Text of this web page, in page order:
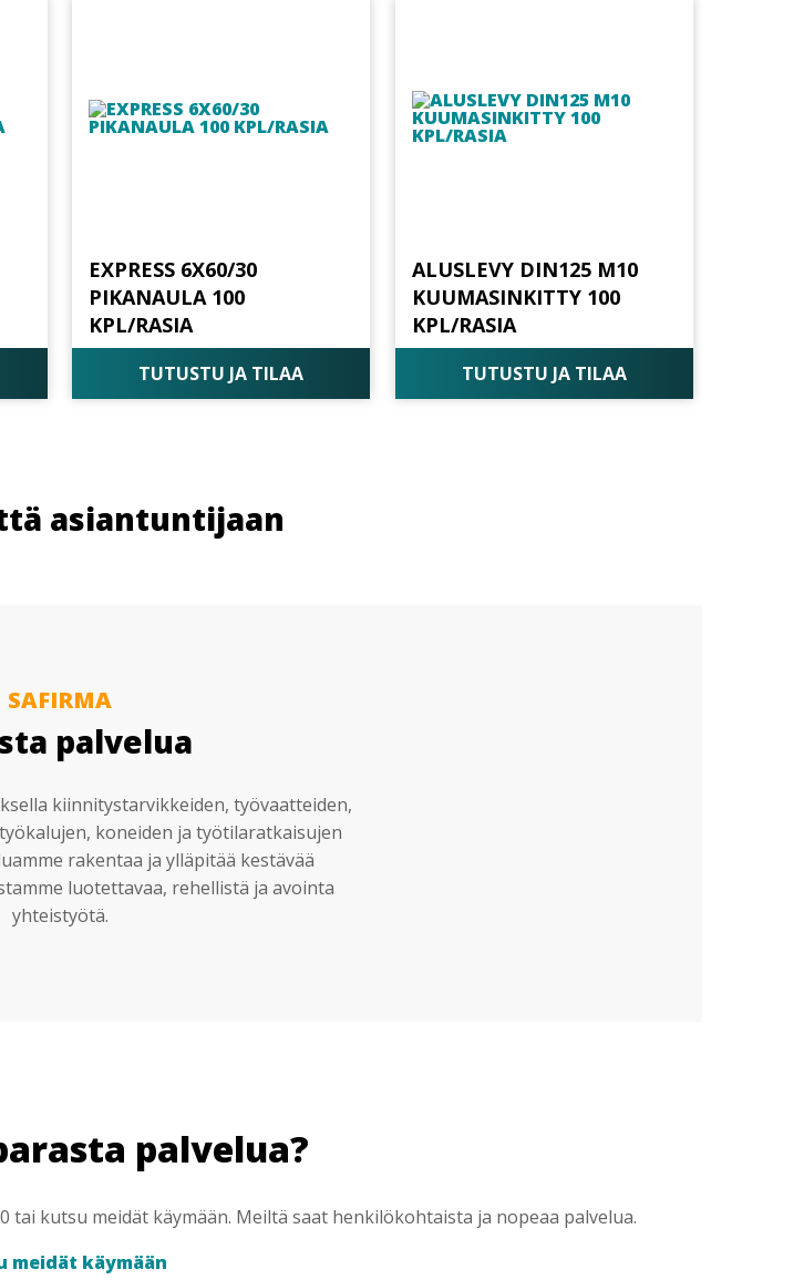
EXPRESS 6X60/30
PIKANAULA 100
KPL/RASIA
TUTUSTU JA TILAA
ALUSLEVY DIN125 M10
KUUMASINKITTY 100
KPL/RASIA
TUTUSTU JA TILAA
asiantuntijaan
SAFIRMA
palvelua
kiinnitystarvikkeiden, työvaatteiden,
koneiden ja työtilaratkaisujen
rakentaa ja ylläpitää kestävää
luotettavaa, rehellistä ja avointa
yhteistyötä.
palvelua?
kutsu meidät käymään. Meiltä saat henkilökohtaista ja nopeaa palvelua.
meidät käymään